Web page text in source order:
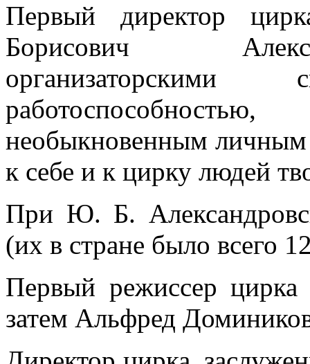
Первый директор
Борисович
организаторскими
необыкновенным личным
к себе и к цирку людей
При Ю. Б.
(их в стране было всего
Первый режиссер
затем Альфред